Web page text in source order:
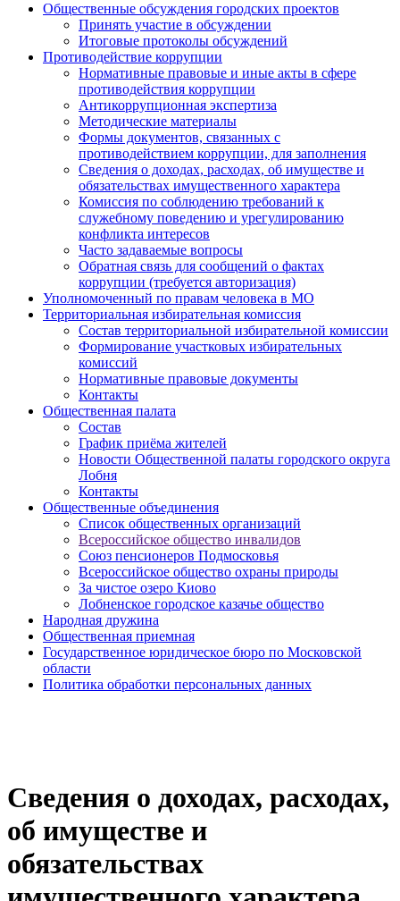
Общественные обсуждения городских проектов
Принять участие в обсуждении
Итоговые протоколы обсуждений
Противодействие коррупции
Нормативные правовые и иные акты в сфере
противодействия коррупции
Антикоррупционная экспертиза
Методические материалы
Формы документов, связанных с
противодействием коррупции, для заполнения
Сведения о доходах, расходах, об имуществе и
обязательствах имущественного характера
Комиссия по соблюдению требований к
служебному поведению и урегулированию
конфликта интересов
Часто задаваемые вопросы
Обратная связь для сообщений о фактах
коррупции (требуется авторизация)
Уполномоченный по правам человека в МО
Территориальная избирательная комиссия
Состав территориальной избирательной комиссии
Формирование участковых избирательных
комиссий
Нормативные правовые документы
Контакты
Общественная палата
Состав
График приёма жителей
Новости Общественной палаты городского округа
Лобня
Контакты
Общественные объединения
Cписок общественных организаций
Всероссийское общество инвалидов
Союз пенсионеров Подмосковья
Всероссийское общество охраны природы
За чистое озеро Киово
Лобненское городское казачье общество
Народная дружина
Общественная приемная
Государственное юридическое бюро по Московской
области
Политика обработки персональных данных
Сведения о доходах, расходах,
об имуществе и
обязательствах